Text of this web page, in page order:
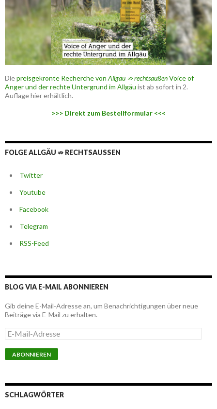
Diepreisgekrönte Recherche von Allgäu ⇏ rechtsaußenVoice of
Anger und der rechte Untergrund im Allgäu ist ab sofort in 2.
Auflage hier erhältlich.
>>> Direkt zum Bestellformular <<<
FOLGE ALLGÄU ⇏ RECHTSAUSSEN
Twitter
Youtube
Facebook
Telegram
RSS-Feed
BLOG VIA E-MAIL ABONNIEREN
Gib deine E-Mail-Adresse an, um Benachrichtigungen über neue
Beiträge via E-Mail zu erhalten.
E
-
M
a
-
A
SCHLAGWÖRTER